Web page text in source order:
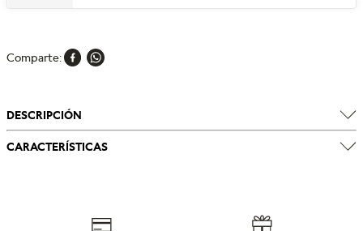
Comparte
DESCRIPCIÓN
CARACTERÍSTICAS